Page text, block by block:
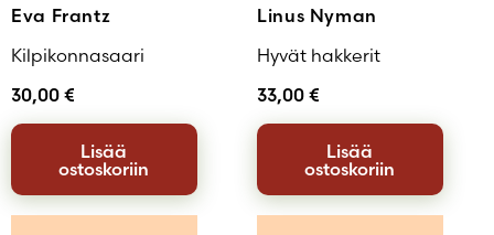
Eva Frantz
Kilpikonnasaari
30,00 €
Lisää
ostoskoriin
Linus Nyman
Hyvät hakkerit
33,00 €
Lisää
ostoskoriin